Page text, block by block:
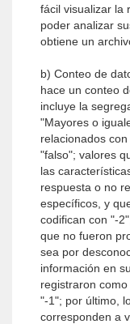
fácil visualizar la
poder analizar
obtiene un
b) Conteo de
hace un conteo
incluye la
"Mayores o
relacionados
"falso"; valores
las
respuesta o no
específicos, y
codifican con "-
que no fueron
sea por
información en
registraron
"-1"; por último,
corresponden a